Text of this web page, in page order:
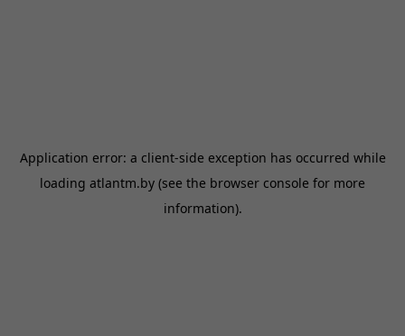
Application error: a client-side exception has occurred while
loading atlantm.by (see the browser console for more
information).